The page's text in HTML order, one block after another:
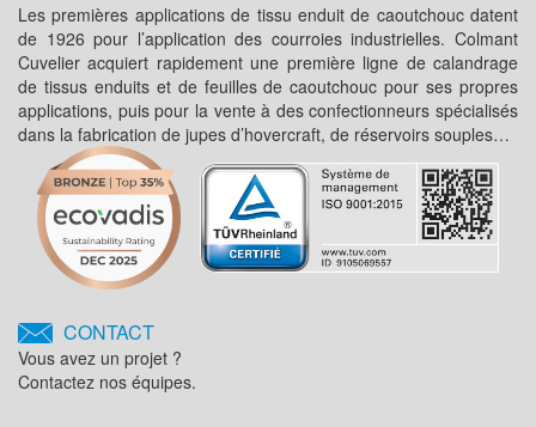
Les premières applications de tissu enduit de caoutchouc datent
de 1926 pour l’application des courroies industrielles. Colmant
Cuvelier acquiert rapidement une première ligne de calandrage
de tissus enduits et de feuilles de caoutchouc pour ses propres
applications, puis pour la vente à des confectionneurs spécialisés
dans la fabrication de jupes d’hovercraft, de réservoirs souples…
CONTACT
Vous avez un projet ?
Contactez nos équipes.